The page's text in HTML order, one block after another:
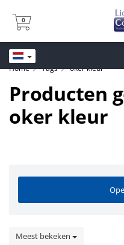
0
0
Home Tags oker kleur
Producten
oker kleur
Meest bekeken